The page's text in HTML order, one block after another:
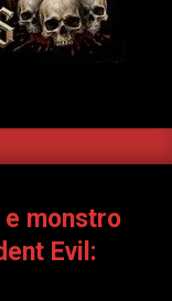
e monstro
Evil: